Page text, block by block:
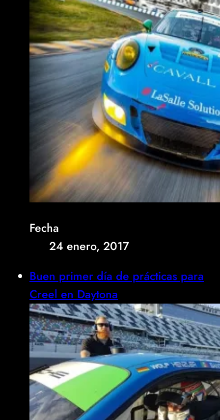
Fecha
24 enero, 2017
Buen primer día de prácticas para
Creel en Daytona